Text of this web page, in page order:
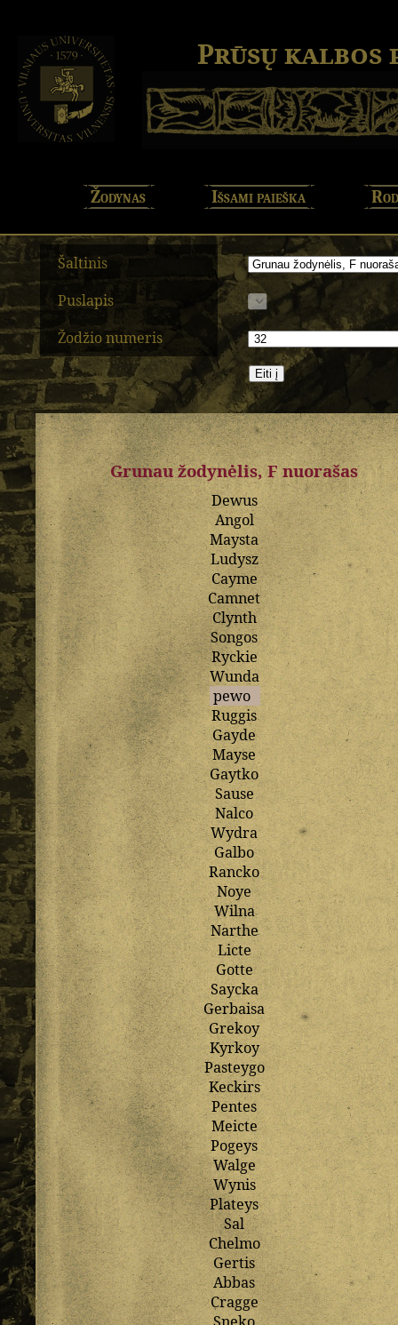
Prūsų kalbos
Žodynas Išsami paieška
Šaltinis
Puslapis
Žodžio numeris
Grunau žodynėlis, F nuorašas
Dewus
Angol
Maysta
Ludysz
Cayme
Camnet
Clynth
Songos
Ryckie
Wunda
pewo
Ruggis
Gayde
Mayse
Gaytko
Sause
Nalco
Wydra
Galbo
Rancko
Noye
Wilna
Narthe
Licte
Gotte
Saycka
Gerbaisa
Grekoy
Kyrkoy
Pasteygo
Keckirs
Pentes
Meicte
Pogeys
Walge
Wynis
Plateys
Sal
Chelmo
Gertis
Abbas
Cragge